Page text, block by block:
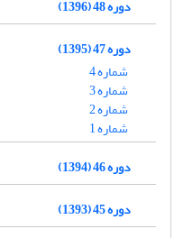
دوره 48 (1396)
دوره 47 (1395)
شماره 4
شماره 3
شماره 2
شماره 1
دوره 46 (1394)
دوره 45 (1393)